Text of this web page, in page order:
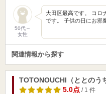
50代～
女性
大田区最高です。 コロ
です。 子供の日にお邪
関連情報から探す
TOTONOUCHI（ととのう
5.0点/ 1 件